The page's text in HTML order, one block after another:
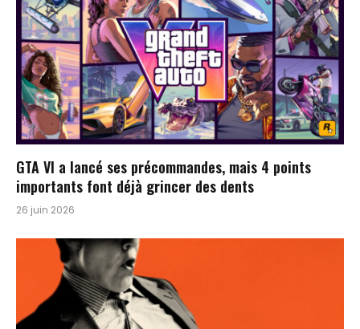
GTA VI a lancé ses précommandes, mais 4 points
importants font déjà grincer des dents
26 juin 2026